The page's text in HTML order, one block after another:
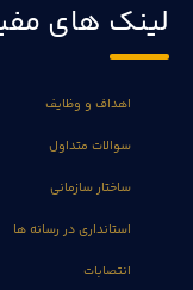
لینک های
اهداف و وظایف
سوالات متداول
ساختار سازمانی
استانداری در رسانه ها
انتصابات